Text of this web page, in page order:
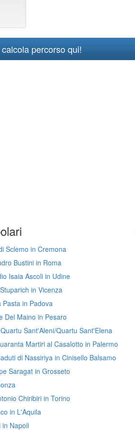
percorso qui!
Sclemo in Cremona
Bustini in Roma
Isaia Ascoli in Udine
in Vicenza
Pasta in Padova
Del Maino in Pesaro
Sant'Aleni/Quartu Sant'Elena
Martiri al Casalotto in Palermo
di Nassiriya in Cinisello Balsamo
Saragat in Grosseto
Chiribiri in Torino
in L'Aquila
in Napoli